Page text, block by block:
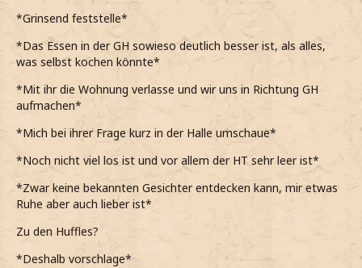
*Grinsend feststelle*
*Das Essen in der GH sowieso deutlich besser ist, als alles,
was selbst kochen könnte*
*Mit ihr die Wohnung verlasse und wir uns in Richtung GH
aufmachen*
*Mich bei ihrer Frage kurz in der Halle umschaue*
*Noch nicht viel los ist und vor allem der HT sehr leer ist*
*Zwar keine bekannten Gesichter entdecken kann, mir etwas
Ruhe aber auch lieber ist*
Zu den Huffles?
*Deshalb vorschlage*